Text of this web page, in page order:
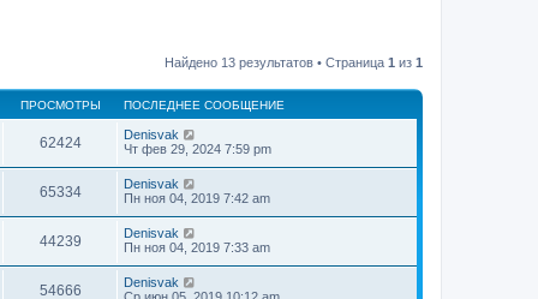
Найдено 13 результатов • Страница 1 из 1
ПРОСМОТРЫ ПОСЛЕДНЕЕ СООБЩЕНИЕ
62424
Denisvak
Чт фев 29, 2024 7:59 pm
65334
Denisvak
Пн ноя 04, 2019 7:42 am
44239
Denisvak
Пн ноя 04, 2019 7:33 am
54666
Denisvak
Ср июн 05, 2019 10:12 am